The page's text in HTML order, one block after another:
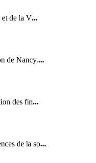
et de la V...
de Nancy....
des fin...
de la so...